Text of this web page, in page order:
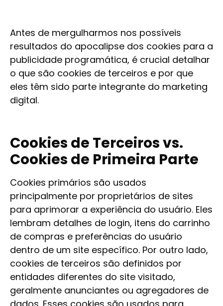
Antes de mergulharmos nos possíveis
resultados do apocalipse dos cookies para a
publicidade programática, é crucial detalhar
o que são cookies de terceiros e por que
eles têm sido parte integrante do marketing
digital.
Cookies de Terceiros vs.
Cookies de Primeira Parte
Cookies primários são usados
principalmente por proprietários de sites
para aprimorar a experiência do usuário. Eles
lembram detalhes de login, itens do carrinho
de compras e preferências do usuário
dentro de um site específico. Por outro lado,
cookies de terceiros são definidos por
entidades diferentes do site visitado,
geralmente anunciantes ou agregadores de